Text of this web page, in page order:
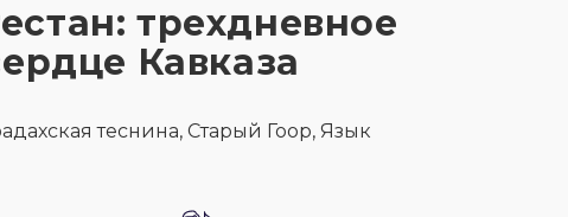
трехдневное
Кавказа
теснина, Старый Гоор, Язык